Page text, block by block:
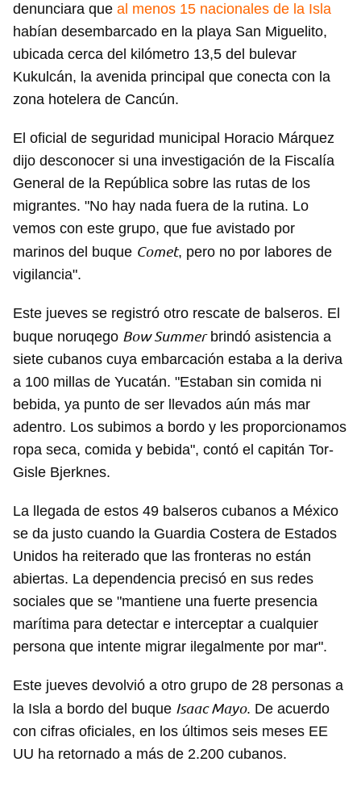
denunciara que al menos 15 nacionales de la Isla
habían desembarcado en la playa San Miguelito,
ubicada cerca del kilómetro 13,5 del bulevar
Kukulcán, la avenida principal que conecta con la
zona hotelera de Cancún.
El oficial de seguridad municipal Horacio Márquez
dijo desconocer si una investigación de la Fiscalía
General de la República sobre las rutas de los
migrantes. "No hay nada fuera de la rutina. Lo
vemos con este grupo, que fue avistado por
marinos del buque Comet, pero no por labores de
vigilancia".
Este jueves se registró otro rescate de balseros. El
buque noruqego Bow Summerbrindó asistencia a
siete cubanos cuya embarcación estaba a la deriva
a 100 millas de Yucatán. "Estaban sin comida ni
bebida, ya punto de ser llevados aún más mar
adentro. Los subimos a bordo y les proporcionamos
ropa seca, comida y bebida", contó el capitán Tor-
Gisle Bjerknes.
La llegada de estos 49 balseros cubanos a México
se da justo cuando la Guardia Costera de Estados
Unidos ha reiterado que las fronteras no están
abiertas. La dependencia precisó en sus redes
sociales que se "mantiene una fuerte presencia
marítima para detectar e interceptar a cualquier
persona que intente migrar ilegalmente por mar".
Este jueves devolvió a otro grupo de 28 personas a
la Isla a bordo del buque Isaac Mayo. De acuerdo
con cifras oficiales, en los últimos seis meses EE
UU ha retornado a más de 2.200 cubanos.